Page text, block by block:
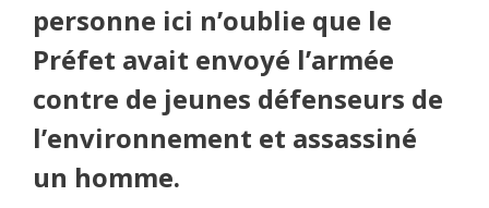
personne ici n’oublie que le
Préfet avait envoyé l’armée
contre de jeunes défenseurs de
l’environnement et assassiné
un homme.